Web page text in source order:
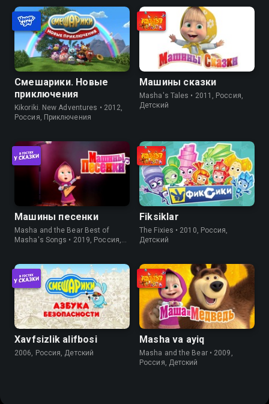
Смешарики. Новые
приключения
Kikoriki. New Adventures • 2012,
Россия, Приключения
Машины сказки
Masha's Tales • 2011, Россия,
Детский
Машины песенки
Masha and the Bear Best of
Masha's Songs • 2019, Россия,
Fiksiklar
The Fixies • 2010, Россия,
Детский
Xavfsizlik alifbosi
2006, Россия, Детский
Masha va ayiq
Masha and the Bear • 2009,
Россия, Детский